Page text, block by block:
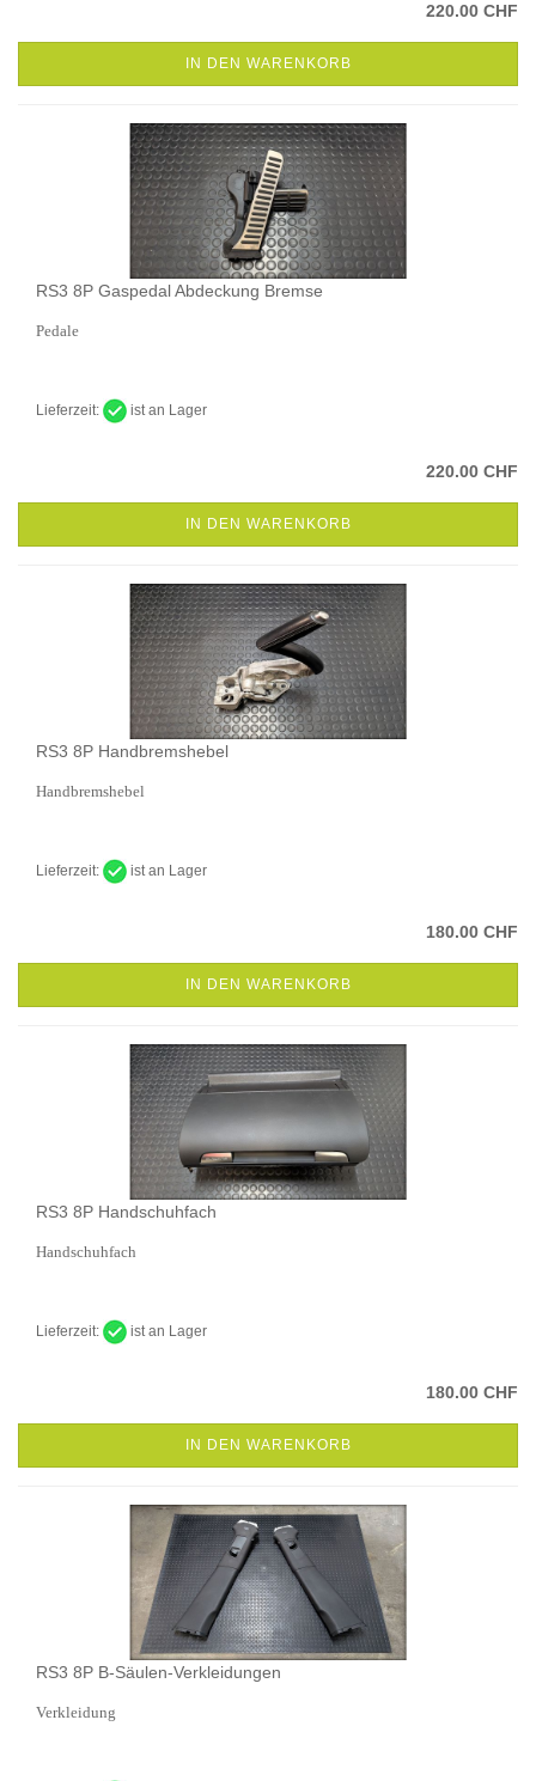
220.00 CHF
IN DEN WARENKORB
RS3 8P Gaspedal Abdeckung Bremse
Pedale
Lieferzeit: ist an Lager
220.00 CHF
IN DEN WARENKORB
RS3 8P Handbremshebel
Handbremshebel
Lieferzeit: ist an Lager
180.00 CHF
IN DEN WARENKORB
RS3 8P Handschuhfach
Handschuhfach
Lieferzeit: ist an Lager
180.00 CHF
IN DEN WARENKORB
RS3 8P B-Säulen-Verkleidungen
Verkleidung